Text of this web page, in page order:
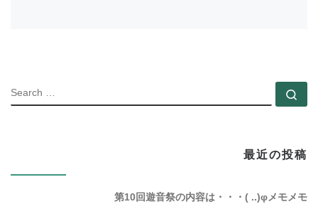
最近の投稿
第10回遊音祭の内容は・・・( ..)φメモメモ